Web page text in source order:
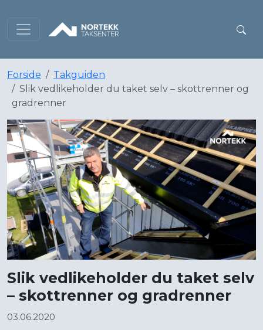
Forside
Takguiden
Slik vedlikeholder du taket selv – skottrenner og
gradrenner
Slik vedlikeholder du taket selv
– skottrenner og gradrenner
03.06.2020